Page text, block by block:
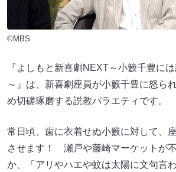
©MBS
『よしもと新喜劇NEXT～小籔千豊に
～』は、新喜劇座員が小籔千豊に怒ら
め切磋琢磨する説教バラエティです。
常日頃、歯に衣着せぬ小籔に対して、
させます！ 瀬戸や藤崎マーケットが
か、「アリやハエや蚊は太陽に文句言